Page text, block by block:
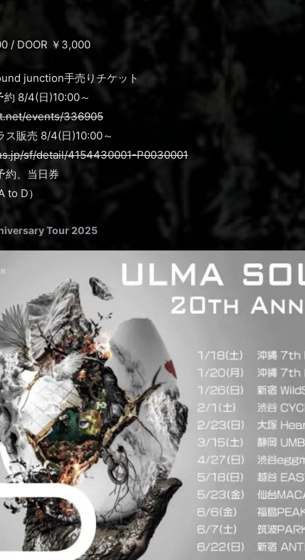
/ DOOR ￥3,000
junction手売りチケット
約 8/4(日)10:00～
events/336905
ス販売 8/4(日)10:00～
sf/detail/4154430001-P0030001
約、当日券
to D）
Tour 2025